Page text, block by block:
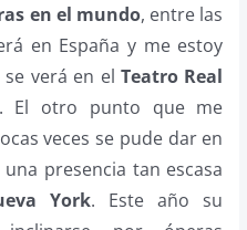
en el mundo, entre las
en España y me estoy
se verá en el Teatro Real
El otro punto que me
veces se pude dar en
presencia tan escasa
York. Este año su